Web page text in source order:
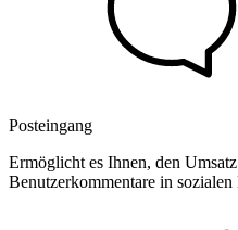
Posteingang
Ermöglicht es Ihnen, den
Benutzerkommentare in